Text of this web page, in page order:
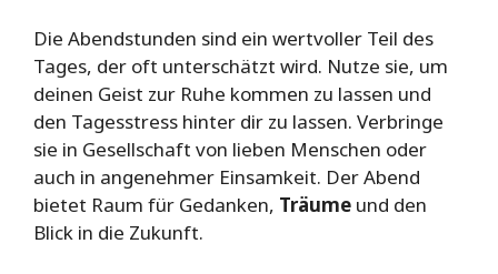
Die Abendstunden sind ein wertvoller Teil des
Tages, der oft unterschätzt wird. Nutze sie, um
deinen Geist zur Ruhe kommen zu lassen und
den Tagesstress hinter dir zu lassen. Verbringe
sie in Gesellschaft von lieben Menschen oder
auch in angenehmer Einsamkeit. Der Abend
bietet Raum für Gedanken, Träume und den
Blick in die Zukunft.